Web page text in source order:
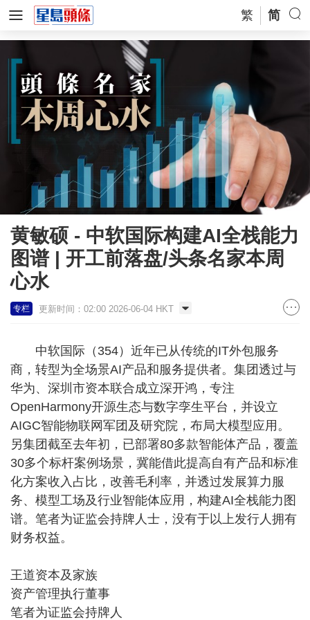
繁 简
黄敏硕 - 中软国际构建AI全栈能力
图谱 | 开工前落盘/头条名家本周
心水
专栏 更新时间：02:00 2026-06-04 HKT
中软国际（354）近年已从传统的IT外包服务
商，转型为全场景AI产品和服务提供者。集团透过与
华为、深圳市资本联合成立深开鸿，专注
OpenHarmony开源生态与数字孪生平台，并设立
AIGC智能物联网军团及研究院，布局大模型应用。
另集团截至去年初，已部署80多款智能体产品，覆盖
30多个标杆案例场景，冀能借此提高自有产品和标准
化方案收入占比，改善毛利率，并透过发展算力服
务、模型工场及行业智能体应用，构建AI全栈能力图
谱。笔者为证监会持牌人士，没有于以上发行人拥有
财务权益。
王道资本及家族
资产管理执行董事
笔者为证监会持牌人